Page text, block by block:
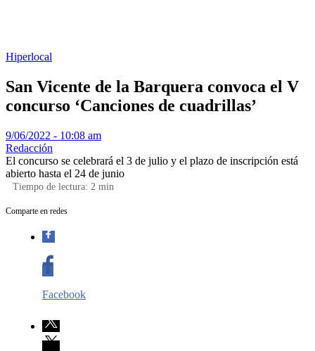
Hiperlocal
San Vicente de la Barquera convoca el V
concurso ‘Canciones de cuadrillas’
9/06/2022 - 10:08 am
Redacción
El concurso se celebrará el 3 de julio y el plazo de inscripción está
abierto hasta el 24 de junio
Tiempo de lectura: 2 min
Comparte en redes
Facebook